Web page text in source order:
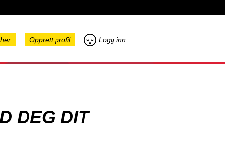
Opprett profil Logg inn
DEG DIT